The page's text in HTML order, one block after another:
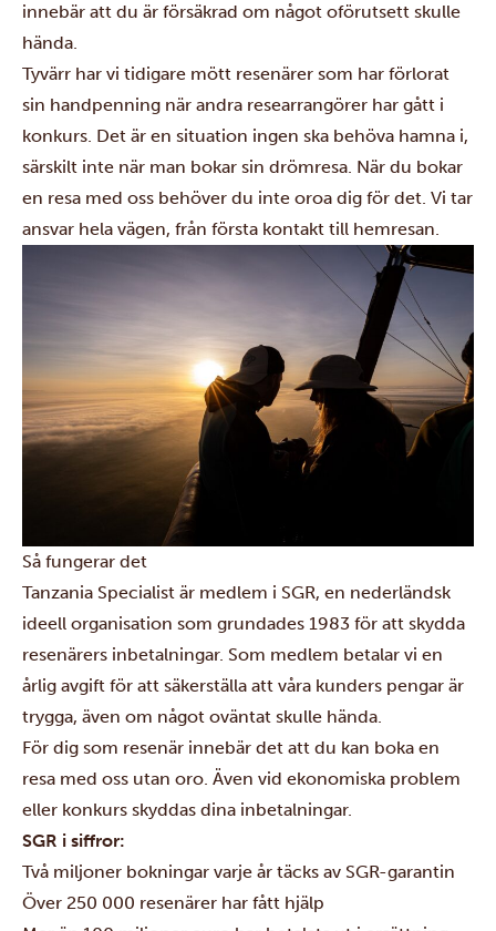
innebär att du är försäkrad om något oförutsett skulle
hända.
Tyvärr har vi tidigare mött resenärer som har förlorat
sin handpenning när andra researrangörer har gått i
konkurs. Det är en situation ingen ska behöva hamna i,
särskilt inte när man bokar sin drömresa. När du bokar
en resa med oss behöver du inte oroa dig för det. Vi tar
ansvar hela vägen, från första kontakt till hemresan.
Så fungerar det
Tanzania Specialist är medlem i SGR, en nederländsk
ideell organisation som grundades 1983 för att skydda
resenärers inbetalningar. Som medlem betalar vi en
årlig avgift för att säkerställa att våra kunders pengar är
trygga, även om något oväntat skulle hända.
För dig som resenär innebär det att du kan boka en
resa med oss utan oro. Även vid ekonomiska problem
eller konkurs skyddas dina inbetalningar.
SGR i siffror:
Två miljoner bokningar varje år täcks av SGR-garantin
Över 250 000 resenärer har fått hjälp